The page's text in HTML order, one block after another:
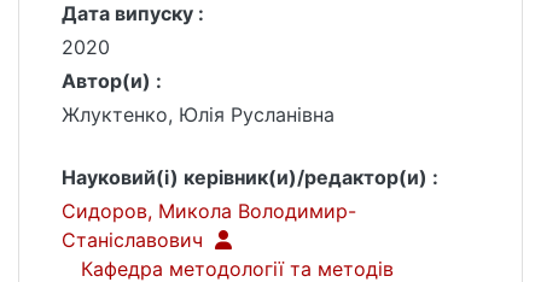
Дата випуску :
2020
Автор(и) :
Жлуктенко, Юлія Русланівна
Науковий(і) керівник(и)/редактор(и) :
Сидоров, Микола Володимир-
Станіславович
Кафедра методології та методів